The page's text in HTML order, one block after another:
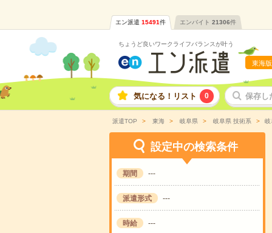
エン派遣 15491件 エンバイト 21306件
ちょうど良いワークライフバランスが叶う
東海版
気になる！リスト 0 保存し
派遣TOP 東海 岐阜県 岐阜県 技術系 岐
設定中の検索条件
期間 ---
派遣形式 ---
時給 ---